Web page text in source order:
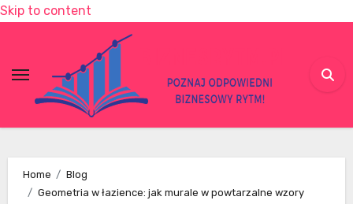
Skip to content
Home
Blog
Geometria w łazience: jak murale w powtarzalne wzory